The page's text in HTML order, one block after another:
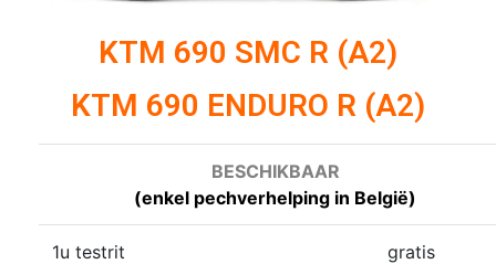
KTM 690 SMC R (A2)
KTM 690 ENDURO R (A2)
BESCHIKBAAR
(enkel pechverhelping in België)
1u testrit gratis